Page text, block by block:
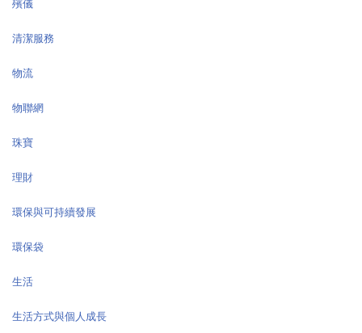
殯儀
清潔服務
物流
物聯網
珠寶
理財
環保與可持續發展
環保袋
生活
生活方式與個人成長